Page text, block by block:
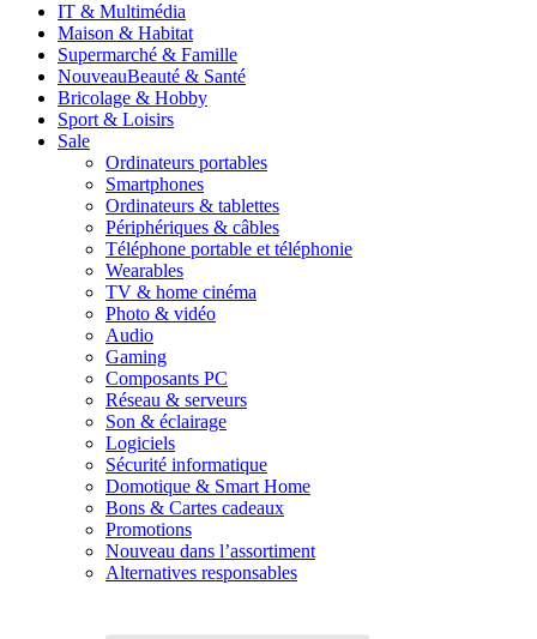
IT & Multimédia
Maison & Habitat
Supermarché & Famille
NouveauBeauté & Santé
Bricolage & Hobby
Sport & Loisirs
Sale
Ordinateurs portables
Smartphones
Ordinateurs & tablettes
Périphériques & câbles
Téléphone portable et téléphonie
Wearables
TV & home cinéma
Photo & vidéo
Audio
Gaming
Composants PC
Réseau & serveurs
Son & éclairage
Logiciels
Sécurité informatique
Domotique & Smart Home
Bons & Cartes cadeaux
Promotions
Nouveau dans l’assortiment
Alternatives responsables